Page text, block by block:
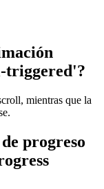
triggered'?
mientras que la
progreso